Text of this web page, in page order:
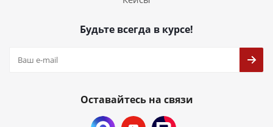
Будьте всегда в курсе!
Оставайтесь на связи